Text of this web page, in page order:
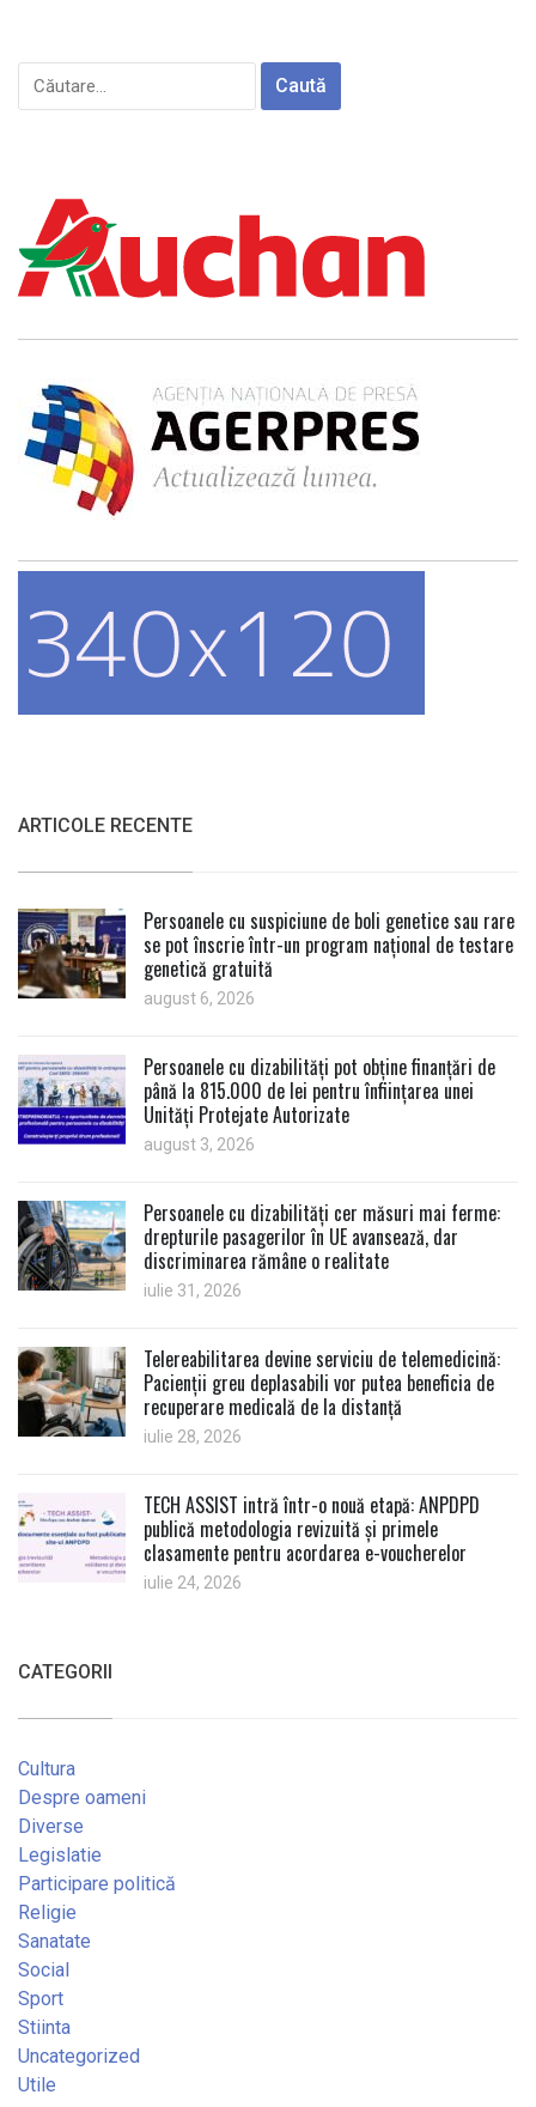
Caută
după:
ARTICOLE RECENTE
Persoanele cu suspiciune de boli genetice sau rare
se pot înscrie într-un program național de testare
genetică gratuită
august 6, 2026
Persoanele cu dizabilități pot obține finanțări de
până la 815.000 de lei pentru înființarea unei
Unități Protejate Autorizate
august 3, 2026
Persoanele cu dizabilități cer măsuri mai ferme:
drepturile pasagerilor în UE avansează, dar
discriminarea rămâne o realitate
iulie 31, 2026
Telereabilitarea devine serviciu de telemedicină:
Pacienții greu deplasabili vor putea beneficia de
recuperare medicală de la distanță
iulie 28, 2026
TECH ASSIST intră într-o nouă etapă: ANPDPD
publică metodologia revizuită și primele
clasamente pentru acordarea e-voucherelor
iulie 24, 2026
CATEGORII
Cultura
Despre oameni
Diverse
Legislatie
Participare politică
Religie
Sanatate
Social
Sport
Stiinta
Uncategorized
Utile